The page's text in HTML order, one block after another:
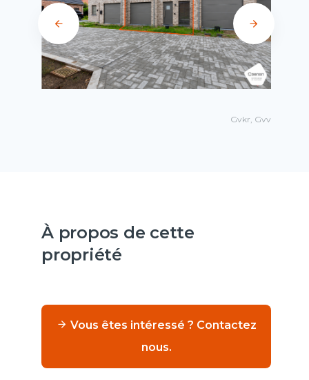
Gvkr, Gvv
À propos de cette
propriété
nous.